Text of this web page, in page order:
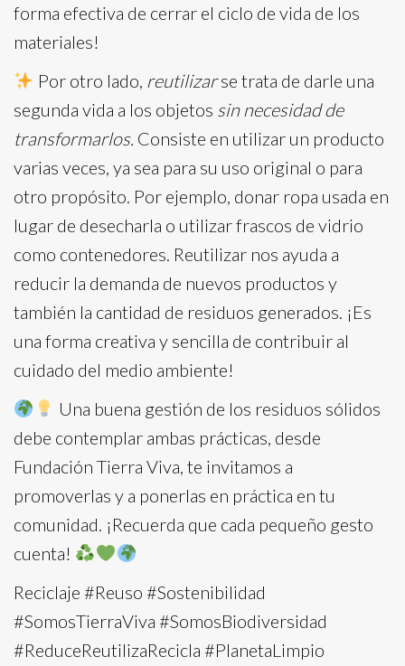
forma efectiva de cerrar el ciclo de vida de los
materiales!
Por otro lado, reutilizarse trata de darle una
segunda vida a los objetos sin necesidad de
transformarlos. Consiste en utilizar un producto
varias veces, ya sea para su uso original o para
otro propósito. Por ejemplo, donar ropa usada en
lugar de desecharla o utilizar frascos de vidrio
como contenedores. Reutilizar nos ayuda a
reducir la demanda de nuevos productos y
también la cantidad de residuos generados. ¡Es
una forma creativa y sencilla de contribuir al
cuidado del medio ambiente!
Una buena gestión de los residuos sólidos
debe contemplar ambas prácticas, desde
Fundación Tierra Viva, te invitamos a
promoverlas y a ponerlas en práctica en tu
comunidad. ¡Recuerda que cada pequeño gesto
cuenta!
Reciclaje #Reuso #Sostenibilidad
#SomosTierraViva #SomosBiodiversidad
#ReduceReutilizaRecicla #PlanetaLimpio